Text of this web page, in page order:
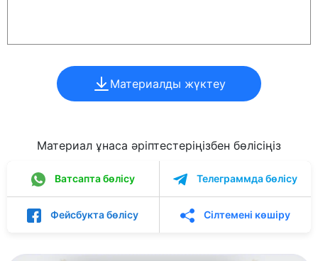
Материалды жүктеу
Материал ұнаса әріптестеріңізбен бөлісіңіз
Ватсапта бөлісу Телеграммда бөлісу
Фейсбукта бөлісу Сілтемені көшіру